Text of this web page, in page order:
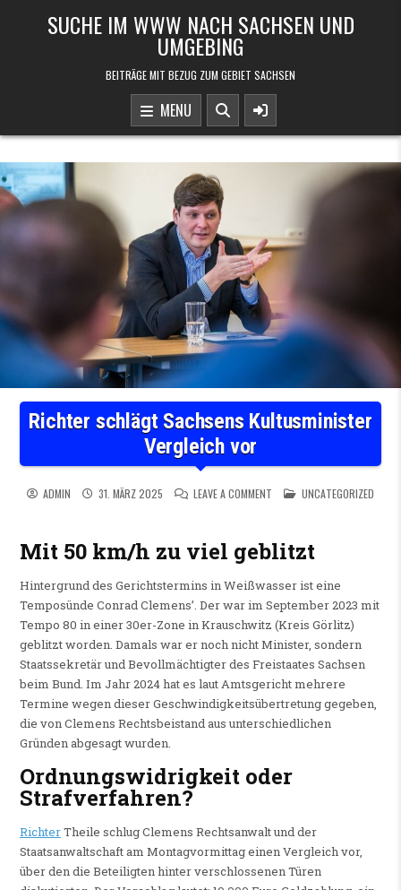
SUCHE IM WWW NACH SACHSEN UND
UMGEBING
BEITRÄGE MIT BEZUG ZUM GEBIET SACHSEN
MENU
Richter schlägt Sachsens Kultusminister
Vergleich vor
ADMIN 31. MÄRZ 2025 LEAVE A COMMENT ON RICHTER SCHLÄGT
POSTED IN
UNCATEGORIZED
Mit 50 km/h zu viel geblitzt
Hintergrund des Gerichtstermins in Weißwasser ist eine
Temposünde Conrad Clemens’. Der war im September 2023 mit
Tempo 80 in einer 30er-Zone in Krauschwitz (Kreis Görlitz)
geblitzt worden. Damals war er noch nicht Minister, sondern
Staatssekretär und Bevollmächtigter des Freistaates Sachsen
beim Bund. Im Jahr 2024 hat es laut Amtsgericht mehrere
Termine wegen dieser Geschwindigkeitsübertretung gegeben,
die von Clemens Rechtsbeistand aus unterschiedlichen
Gründen abgesagt wurden.
Ordnungswidrigkeit oder
Strafverfahren?
RichterTheile schlug Clemens Rechtsanwalt und der
Staatsanwaltschaft am Montagvormittag einen Vergleich vor,
über den die Beteiligten hinter verschlossenen Türen